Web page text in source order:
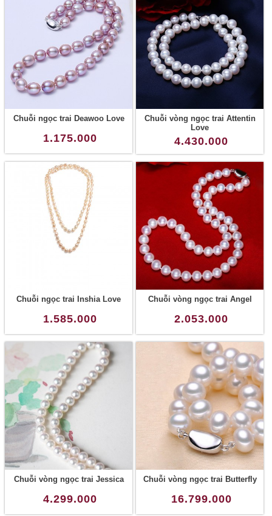
Chuỗi ngọc trai Deawoo Love
1.175.000
Chuỗi vòng ngọc trai Attentin
Love
4.430.000
Chuỗi ngọc trai Inshia Love
1.585.000
Chuỗi vòng ngọc trai Angel
2.053.000
Chuỗi vòng ngọc trai Jessica
4.299.000
Chuỗi vòng ngọc trai Butterfly
16.799.000